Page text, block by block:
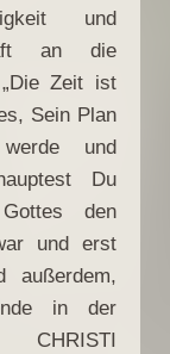
und
an die
Zeit ist
Sein Plan
und
Du
den
und erst
außerdem,
in der